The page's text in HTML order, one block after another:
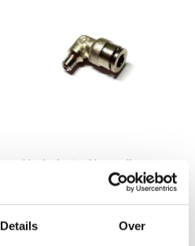
Details Over
Haaks insteekkoppeling